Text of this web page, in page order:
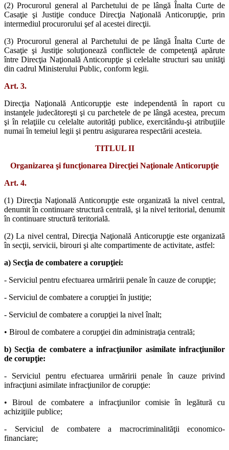
(2) Procurorul general al Parchetului de pe lângă Înalta Curte de
Casaţie şi Justiţie conduce Direcţia Naţională Anticorupţie, prin
intermediul procurorului şef al acestei direcţii.
(3) Procurorul general al Parchetului de pe lângă Înalta Curte de
Casaţie şi Justiţie soluţionează conflictele de competenţă apărute
între Direcţia Naţională Anticorupţie şi celelalte structuri sau unităţi
din cadrul Ministerului Public, conform legii.
Art. 3.
Direcţia Naţională Anticorupţie este independentă în raport cu
instanţele judecătoreşti şi cu parchetele de pe lângă acestea, precum
şi în relaţiile cu celelalte autorităţi publice, exercitându-şi atribuţiile
numai în temeiul legii şi pentru asigurarea respectării acesteia.
TITLUL II
Organizarea şi funcţionarea Direcţiei Naţionale Anticorupţie
Art. 4.
(1) Direcţia Naţională Anticorupţie este organizată la nivel central,
denumit în continuare structură centrală, şi la nivel teritorial, denumit
în continuare structură teritorială.
(2) La nivel central, Direcţia Naţională Anticorupţie este organizată
în secţii, servicii, birouri şi alte compartimente de activitate, astfel:
a) Secţia de combatere a corupţiei:
- Serviciul pentru efectuarea urmăririi penale în cauze de corupţie;
- Serviciul de combatere a corupţiei în justiţie;
- Serviciul de combatere a corupţiei la nivel înalt;
• Biroul de combatere a corupţiei din administraţia centrală;
b) Secţia de combatere a infracţiunilor asimilate infracţiunilor
de corupţie:
- Serviciul pentru efectuarea urmăririi penale în cauze privind
infracţiuni asimilate infracţiunilor de corupţie:
• Biroul de combatere a infracţiunilor comisie în legătură cu
achiziţiile publice;
- Serviciul de combatere a macrocriminalităţii economico-
financiare;